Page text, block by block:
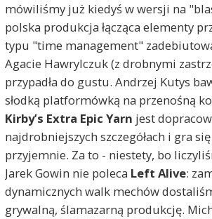
mówiliśmy już kiedyś w wersji na
polska produkcja łącząca elementy
typu "time management"
Agacie Hawrylczuk (z drobnymi
przypadła do gustu. Andrzej Kutys
słodką platformówką na przenośną
Kirby’s Extra Epic Yarn jest
najdrobniejszych szczegółach i gra
przyjemnie. Za to - niestety, bo
Jarek Gowin nie poleca Left Alive:
dynamicznych walk mechów
grywalną, ślamazarną produkcję.